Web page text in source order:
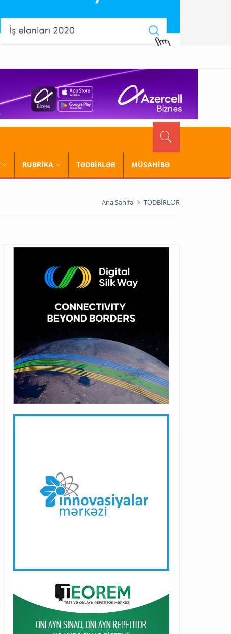
RUBRİKA TƏDBİRLƏR MÜSAHİBƏ
Ana Səhifə TƏDBİRLƏR